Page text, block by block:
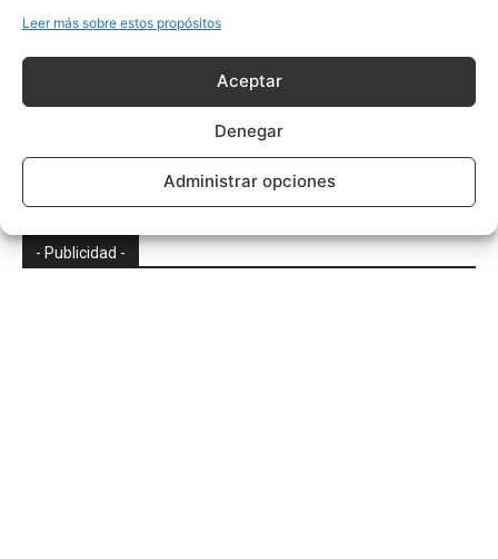
Leer más sobre estos propósitos
Aceptar
Denegar
Administrar opciones
Vaca
- Publicidad -